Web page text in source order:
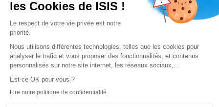
Découvrez en quelques clics
les financements auxquels
vous êtes éligible.